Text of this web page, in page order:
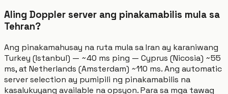
Aling Doppler server ang pinakamabilis mula sa
Tehran?
Ang pinakamahusay na ruta mula sa Iran ay karaniwang
Turkey (Istanbul) — ~40 ms ping — Cyprus (Nicosia) ~55
ms, at Netherlands (Amsterdam) ~110 ms. Ang automatic
server selection ay pumipili ng pinakamabilis na
kasalukuyang available na opsyon. Para sa mga tawag